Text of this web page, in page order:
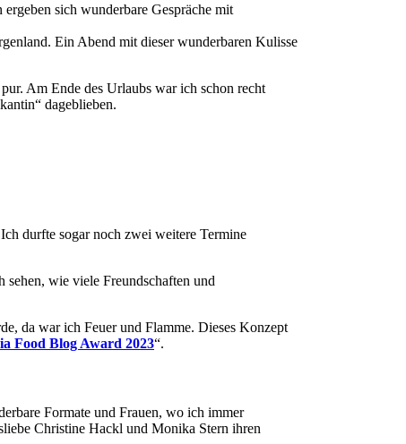
sich wunderbare Gespräche mit
Ein Abend mit dieser wunderbaren Kulisse
Am Ende des Urlaubs war ich schon recht
dageblieben.
durfte sogar noch zwei weitere Termine
sehen, wie viele Freundschaften und
da war ich Feuer und Flamme. Dieses Konzept
Food Blog Award 2023“.
Formate und Frauen, wo ich immer
Christine Hackl und Monika Stern ihren